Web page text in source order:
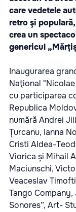
care vedetele
retro şi
crea un
genericul
Inaugurarea
Naţional
cu participarea
Republica
numără Andrei
Țurcanu, Ianna
Cristi Aldea-
Viorica și Mihail
Maciunschi,
Veaceslav
Tango Company,
Sonores”, Art-